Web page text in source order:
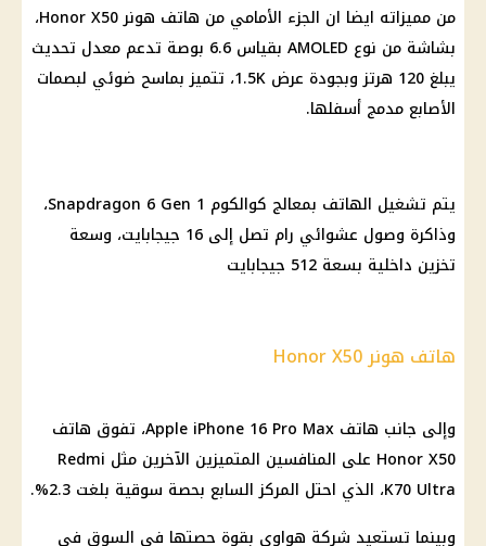
من مميزاته ايضا ان الجزء الأمامي من هاتف هونر Honor X50،
بشاشة من نوع AMOLED بقياس 6.6 بوصة تدعم معدل تحديث
يبلغ 120 هرتز وبجودة عرض 1.5K، تتميز بماسح ضوئي لبصمات
الأصابع مدمج أسفلها.
يتم تشغيل الهاتف بمعالج كوالكوم Snapdragon 6 Gen 1،
وذاكرة وصول عشوائي رام تصل إلى 16 جيجابايت، وسعة
تخزين داخلية بسعة 512 جيجابايت
هاتف هونر Honor X50
وإلى جانب هاتف Apple iPhone 16 Pro Max، تفوق هاتف
Honor X50 على المنافسين المتميزين الآخرين مثل Redmi
K70 Ultra، الذي احتل المركز السابع بحصة سوقية بلغت 2.3%.
وبينما تستعيد شركة هواوي بقوة حصتها في السوق في